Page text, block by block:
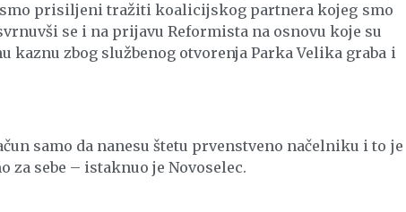
prisiljeni tražiti koalicijskog partnera kojeg smo
se i na prijavu Reformista na osnovu koje su
kaznu zbog službenog otvorenja Parka Velika graba i
samo da nanesu štetu prvenstveno načelniku i to je
za sebe – istaknuo je Novoselec.